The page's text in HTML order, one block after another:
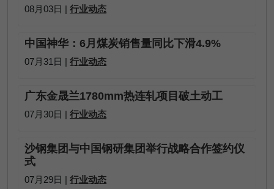
08月03日 | 行业动态
中国神华：6月煤炭销售量同比下滑4.9%
07月31日 | 行业动态
广东金晟兰1780mm热连轧项目破土动工
07月30日 | 行业动态
沙钢集团与中国钢研集团举行战略合作签约仪
式
07月29日 | 行业动态